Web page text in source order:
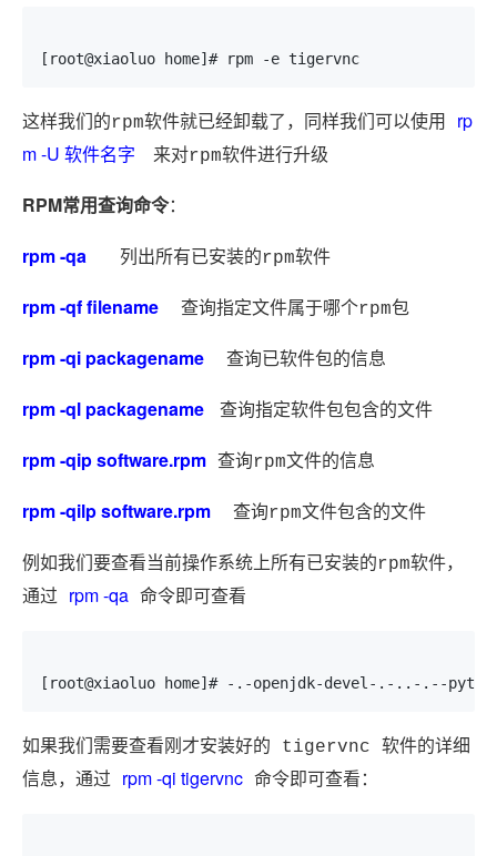
[root@xiaoluo home]# rpm -e tigervnc
这样我们的rpm软件就已经卸载了，同样我们可以使用 rp
m -U 软件名字 来对rpm软件进行升级
RPM常用查询命令：
rpm -qa 列出所有已安装的rpm软件
rpm -qf filename 查询指定文件属于哪个rpm包
rpm -qi packagename 查询已软件包的信息
rpm -ql packagename 查询指定软件包包含的文件
rpm -qip software.rpm 查询rpm文件的信息
rpm -qilp software.rpm 查询rpm文件包含的文件
例如我们要查看当前操作系统上所有已安装的rpm软件，
通过 rpm -qa 命令即可查看
[root@xiaoluo home]# -.-openjdk-devel-.-..-.--
如果我们需要查看刚才安装好的 tigervnc 软件的详细
信息，通过 rpm -qi tigervnc 命令即可查看：